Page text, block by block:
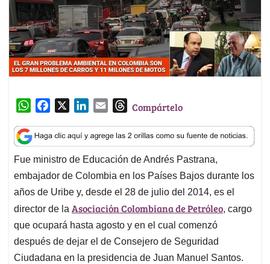
W
a
t
s
A
p
p
c
e
b
o
o
k
n
k
e
d
I
n
a
i
l
T
r
e
a
d
s
Compártelo
Fue ministro de Educación de Andrés Pastrana,
embajador de Colombia en los Países Bajos durante los
años de Uribe y, desde el 28 de julio del 2014, es el
director de la Asociación Colombiana de Petróleo, cargo
que ocupará hasta agosto y en el cual comenzó
después de dejar el de Consejero de Seguridad
Ciudadana en la presidencia de Juan Manuel Santos.